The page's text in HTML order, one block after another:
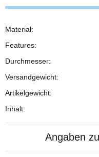
Produkteigenschaft
Wert
Material:
Features:
Durchmesser:
Versandgewicht:
Artikelgewicht:
Inhalt:
Angaben